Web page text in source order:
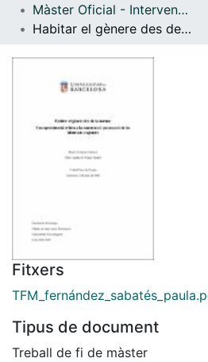
Com
Màster Oficial - Intervenció Psicosocial (MIPS)
Habitar el gènere des de la norma: Una aproximació crítica a la construcció psicosocial de les identitats cisgènere
Fitxers
Tipus de document
Treball de fi de màster